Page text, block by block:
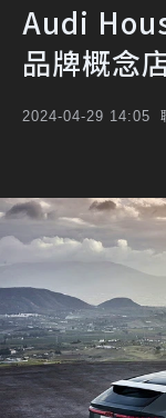
Audi
品牌概念
2024-04-29 14:05